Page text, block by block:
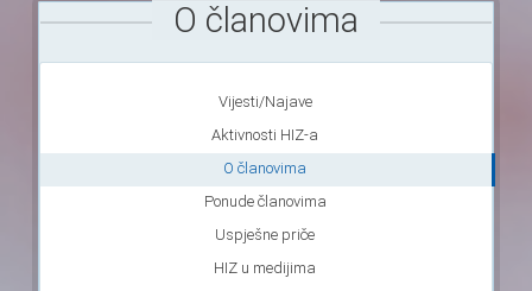
O članovima
Vijesti/Najave
Aktivnosti HIZ-a
O članovima
Ponude članovima
Uspješne priče
HIZ u medijima